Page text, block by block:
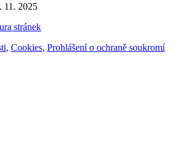
11. 2025
stránek
, Cookies, Prohlášení o ochraně soukromí